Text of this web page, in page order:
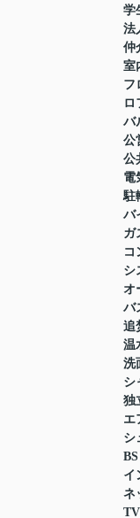
学
法
仲
室
フ
ロ
バ
公
公
電
駐
バ
ガ
コ
シ
オ
バ
追
温
洗
シ
独
エ
シ
BS
イ
ネ